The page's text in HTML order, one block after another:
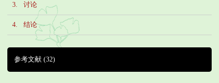
3. 讨论
4. 结论
参考文献 (32)